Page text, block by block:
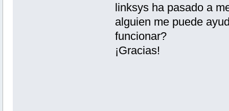
linksys ha pasado a
alguien me puede
funcionar?
¡Gracias!